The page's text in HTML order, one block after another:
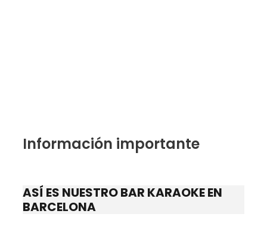
Información importante
ASÍ ES NUESTRO BAR KARAOKE EN
BARCELONA